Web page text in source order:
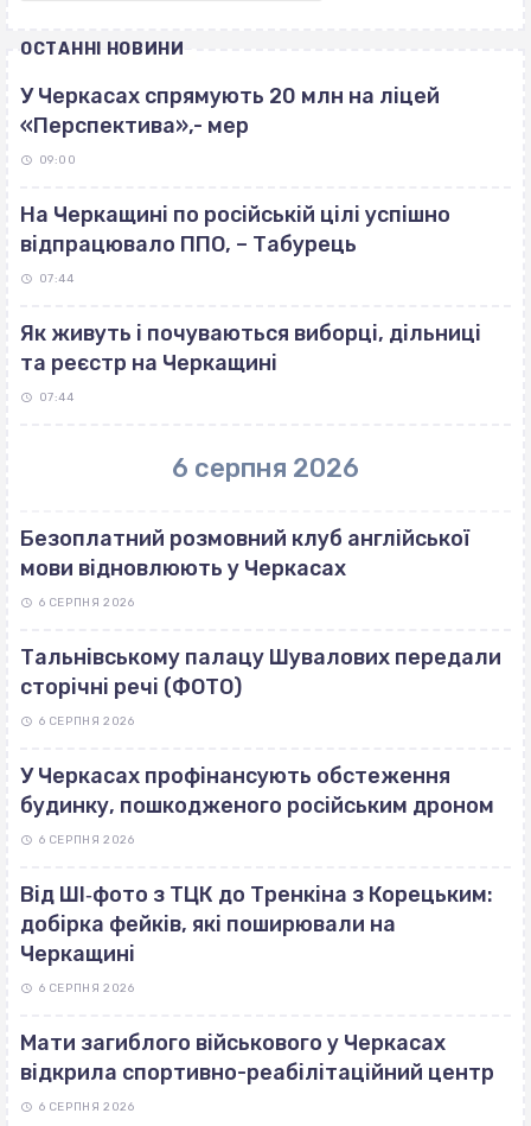
ОСТАННІ НОВИНИ
У Черкасах спрямують 20 млн на ліцей
«Перспектива»,- мер
09:00
На Черкащині по російській цілі успішно
відпрацювало ППО, – Табурець
07:44
Як живуть і почуваються виборці, дільниці
та реєстр на Черкащині
07:44
6 серпня 2026
Безоплатний розмовний клуб англійської
мови відновлюють у Черкасах
6 СЕРПНЯ 2026
Тальнівському палацу Шувалових передали
сторічні речі (ФОТО)
6 СЕРПНЯ 2026
У Черкасах профінансують обстеження
будинку, пошкодженого російським дроном
6 СЕРПНЯ 2026
Від ШІ‐фото з ТЦК до Тренкіна з Корецьким:
добірка фейків, які поширювали на
Черкащині
6 СЕРПНЯ 2026
Мати загиблого військового у Черкасах
відкрила спортивно-реабілітаційний центр
6 СЕРПНЯ 2026